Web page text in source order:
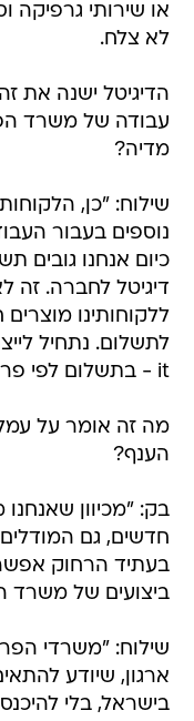
או שירותי גרפיקה
לא צלח.
הדיגיטל ישנה את
עבודה של משרד
מדיה?
שילוח: "כן,
נוספים בעבור
כיום אנחנו גובים
דיגיטל לחברה. זה
ללקוחותינו
לתשלום. נתחיל
it - בתשלום לפי פרויקט או לפי שעות".
מה זה אומר על
הענף?
בק: "מכיוון
חדשים, גם
בעתיד הרחוק
ביצועים של משרד
שילוח: "משרדי
ארגון, שיודע
בישראל, בלי